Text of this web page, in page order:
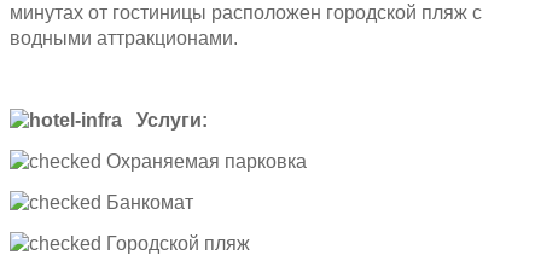
минутах от гостиницы расположен городской пляж с
водными аттракционами.
Услуги:
Охраняемая парковка
Банкомат
Городской пляж